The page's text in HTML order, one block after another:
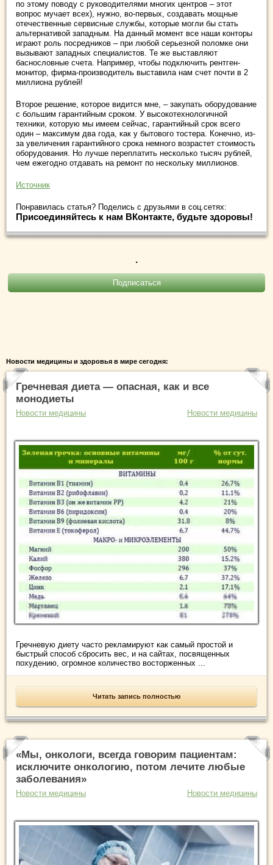
по этому поводу с руководителями многих центров – этот
вопрос мучает всех), нужно, во-первых, создавать мощные
отечественные сервисные службы, которые могли бы стать
альтернативой западным. На данный момент все наши конторы
играют роль посредников – при любой серьезной поломке они
вызывают западных специалистов. Те же выставляют
баснословные счета. Например, чтобы подключить рентген-
монитор, фирма-производитель выставила нам счет почти в 2
миллиона рублей!
Второе решение, которое видится мне, – закупать оборудование
с большим гарантийным сроком. У высокотехнологичной
техники, которую мы имеем сейчас, гарантийный срок всего
один – максимум два года, как у бытового тостера. Конечно, из-
за увеличения гарантийного срока немного возрастет стоимость
оборудования. Но лучше переплатить несколько тысяч рублей,
чем ежегодно отдавать на ремонт по нескольку миллионов.
Источник
Понравилась статья? Поделись с друзьями в соц.сетях:
Присоединяйтесь к нам ВКонтакте, будьте здоровы!
.
Новости медицины и здоровья в мире сегодня:
Гречневая диета — опасная, как и все
монодиеты
Новости медицины Новости медицины
Гречневую диету часто рекламируют как самый простой и
быстрый способ сбросить вес, и на сайтах, посвященных
похудению, огромное количество восторженных ...
Читать запись полностью
«Мы, онкологи, всегда говорим пациентам:
исключите онкологию, потом лечите любые
заболевания»
Новости медицины Новости медицины